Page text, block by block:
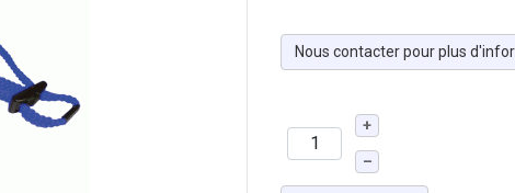
Nous contacter pour plus
+
–